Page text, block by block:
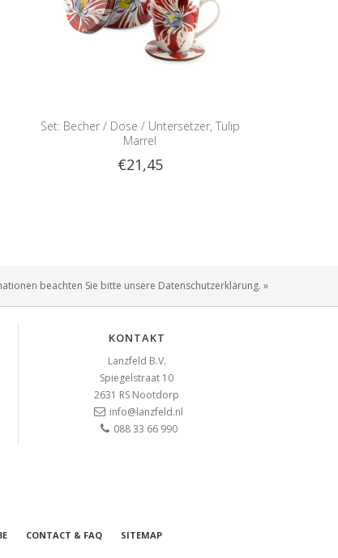
Set: Becher / Dose / Untersetzer, Tulip
Marrel
€21,45
KONTAKT
Lanzfeld B.V.
Spiegelstraat 10
2631 RS Nootdorp
info@lanzfeld.nl
088 33 66 990
CONTACT & FAQ SITEMAP
beachten Sie bitte unsere Datenschutzerklärung. »